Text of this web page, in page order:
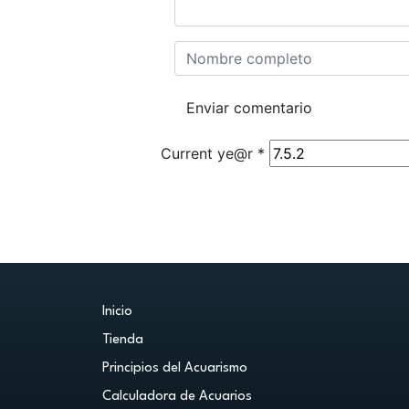
Current ye@r *
Inicio
Tienda
Principios del Acuarismo
Calculadora de Acuarios